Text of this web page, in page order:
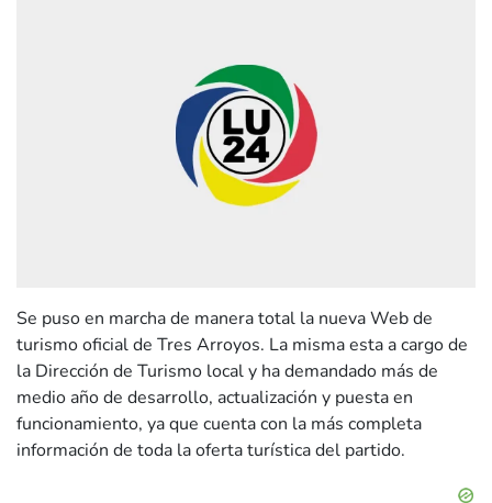
Se puso en marcha de manera total la nueva Web de
turismo oficial de Tres Arroyos. La misma esta a cargo de
la Dirección de Turismo local y ha demandado más de
medio año de desarrollo, actualización y puesta en
funcionamiento, ya que cuenta con la más completa
información de toda la oferta turística del partido.